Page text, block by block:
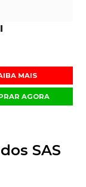
MAIS
AGORA
SAS